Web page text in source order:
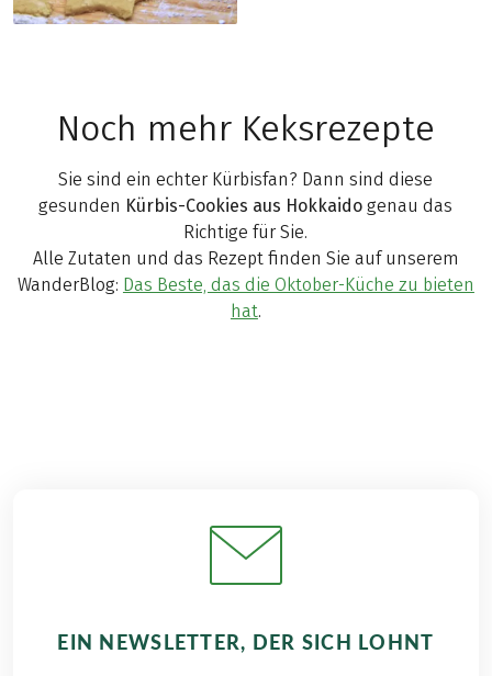
Noch mehr Keksrezepte
Sie sind ein echter Kürbisfan? Dann sind diese
gesunden Kürbis-Cookies aus Hokkaido genau das
Richtige für Sie.
Alle Zutaten und das Rezept finden Sie auf unserem
WanderBlog: Das Beste, das die Oktober-Küche zu bieten
hat.
EIN NEWSLETTER, DER SICH LOHNT